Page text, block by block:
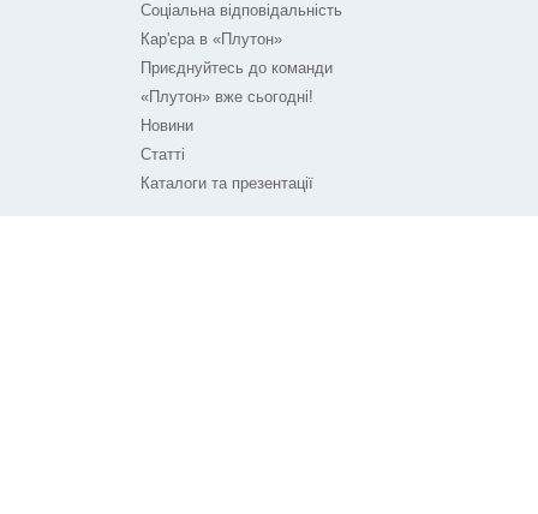
Соціальна відповідальність
Кар'єра в «Плутон»
Приєднуйтесь до команди
«Плутон» вже сьогодні!
Новини
Статті
Каталоги та презентації